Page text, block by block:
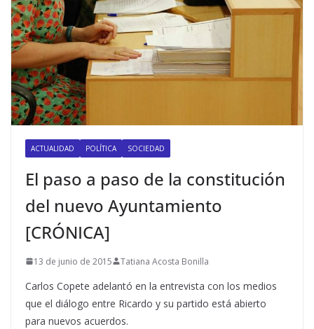
ACTUALIDAD POLÍTICA SOCIEDAD
El paso a paso de la constitución
del nuevo Ayuntamiento
[CRÓNICA]
13 de junio de 2015 Tatiana Acosta Bonilla
Carlos Copete adelantó en la entrevista con los medios
que el diálogo entre Ricardo y su partido está abierto
para nuevos acuerdos.